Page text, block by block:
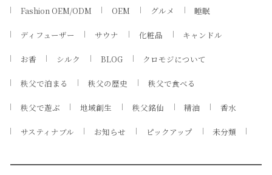
Fashion OEM/ODM OEM グルメ 睡眠
ディフューザー サウナ 化粧品 キャンドル
お香 シルク BLOG クロモジについて
秩父で泊まる 秩父の歴史 秩父で食べる
秩父で遊ぶ 地域創生 秩父銘仙 精油 香水
サスティナブル お知らせ ピックアップ 未分類